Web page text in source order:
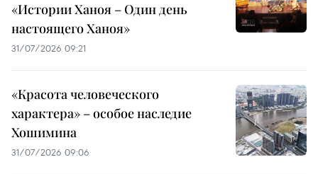
«Истории Ханоя – Один день
настоящего Ханоя»
31/07/2026 09:21
«Красота человеческого
характера» – особое наследие
Хошимина
31/07/2026 09:06